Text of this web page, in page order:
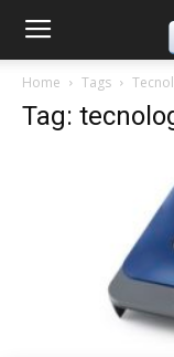
Home Tags
Tag: